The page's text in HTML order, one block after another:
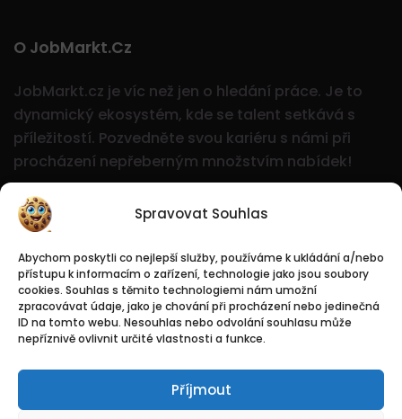
Spravovat Souhlas
Abychom poskytli co nejlepší služby, používáme k ukládání a/nebo
přístupu k informacím o zařízení, technologie jako jsou soubory
cookies. Souhlas s těmito technologiemi nám umožní
zpracovávat údaje, jako je chování při procházení nebo jedinečná
ID na tomto webu. Nesouhlas nebo odvolání souhlasu může
nepříznivě ovlivnit určité vlastnosti a funkce.
Příjmout
O JobMarkt.cz
JobMarkt.cz je víc než jen o hledání práce. Je to
dynamický ekosystém, kde se talent setkává s
příležitostí. Pozvedněte svou kariéru s námi při
procházení nepřeberným množstvím nabídek!
Logo Jobmarkt.cz ® je registrovaná ochranná
známka.